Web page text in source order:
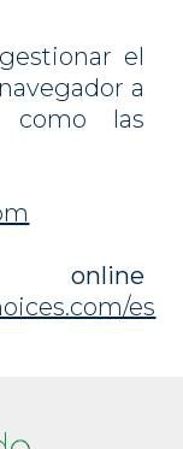
el
a
como las
es